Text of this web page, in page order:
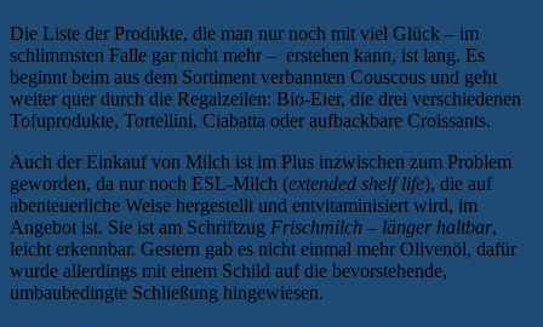
Die Liste der Produkte, die man nur noch mit viel Glück – im
schlimmsten Falle gar nicht mehr – erstehen kann, ist lang. Es
beginnt beim aus dem Sortiment verbannten Couscous und geht
weiter quer durch die Regalzeilen: Bio-Eier, die drei verschiedenen
Tofuprodukte, Tortellini, Ciabatta oder aufbackbare Croissants.
Auch der Einkauf von Milch ist im Plus inzwischen zum Problem
geworden, da nur noch ESL-Milch (extended shelf life), die auf
abenteuerliche Weise hergestellt und entvitaminisiert wird, im
Angebot ist. Sie ist am Schriftzug Frischmilch – länger haltbar,
leicht erkennbar. Gestern gab es nicht einmal mehr Olivenöl, dafür
wurde allerdings mit einem Schild auf die bevorstehende,
umbaubedingte Schließung hingewiesen.